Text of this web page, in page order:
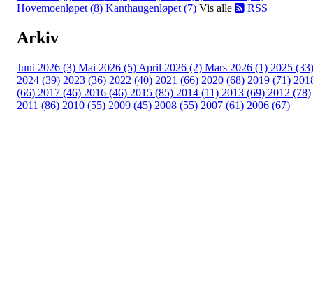
Hovemoenløpet (8) Kanthaugenløpet (7) Vis alle RSS
Arkiv
Juni 2026 (3) Mai 2026 (5) April 2026 (2) Mars 2026 (1) 2025 (33)
2024 (39) 2023 (36) 2022 (40) 2021 (66) 2020 (68) 2019 (71)
(66) 2017 (46) 2016 (46) 2015 (85) 2014 (11) 2013 (69) 2012 (78)
2011 (86) 2010 (55) 2009 (45) 2008 (55) 2007 (61) 2006 (67)